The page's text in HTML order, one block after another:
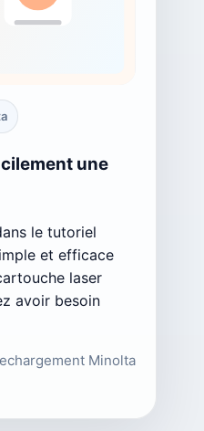
une
le tutoriel
et efficace
laser
avoir besoin
Minolta